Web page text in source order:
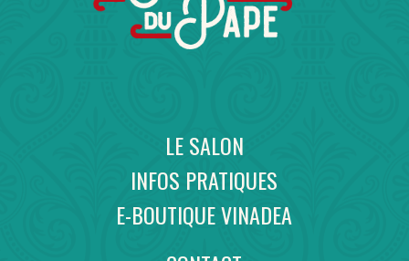
LE SALON
INFOS PRATIQUES
E-BOUTIQUE VINADEA